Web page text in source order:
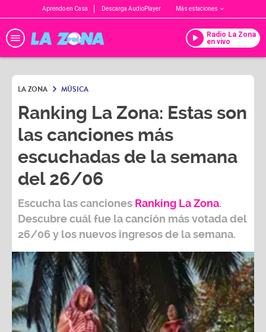
Aprendo en Casa Descarga AudioPlayer Más estaciones
Radio La Zona
en vivo
LA ZONA MÚSICA
Ranking La Zona: Estas son
las canciones más
escuchadas de la semana
del 26/06
Escucha las canciones Ranking La Zona.
Descubre cuál fue la canción más votada del
26/06 y los nuevos ingresos de la semana.